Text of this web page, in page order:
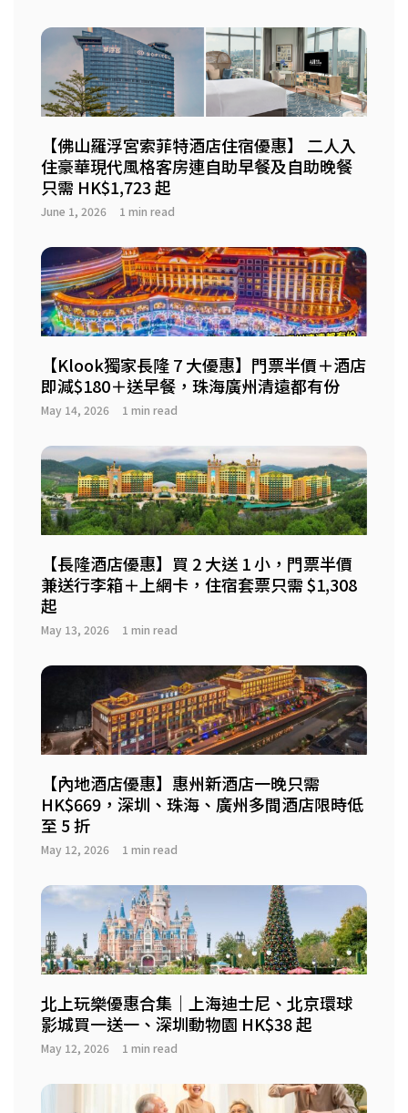
【佛山羅浮宮索菲特酒店住宿優惠】 二人入
住豪華現代風格客房連自助早餐及自助晚餐
只需 HK$1,723 起
June 1, 2026 1 min read
【Klook獨家長隆 7 大優惠】門票半價＋酒店
即減$180＋送早餐，珠海廣州清遠都有份
May 14, 2026 1 min read
【長隆酒店優惠】買 2 大送 1 小，門票半價
兼送行李箱＋上網卡，住宿套票只需 $1,308
起
May 13, 2026 1 min read
【內地酒店優惠】惠州新酒店一晚只需
HK$669，深圳、珠海、廣州多間酒店限時低
至 5 折
May 12, 2026 1 min read
北上玩樂優惠合集｜上海迪士尼、北京環球
影城買一送一、深圳動物園 HK$38 起
May 12, 2026 1 min read